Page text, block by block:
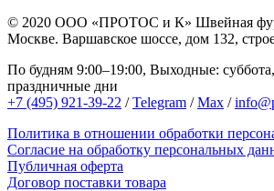
© 2020 ООО «ПРОТОС и К» Швейная
Москве. Варшавское шоссе, дом 132,
По будням 9:00–19:00, Выходные: суббота,
праздничные дни
+7 (495) 921-39-22 /Telegram /Max /
Политика в отношении обработки
Согласие на обработку персональных
Публичная оферта
Договор поставки товара